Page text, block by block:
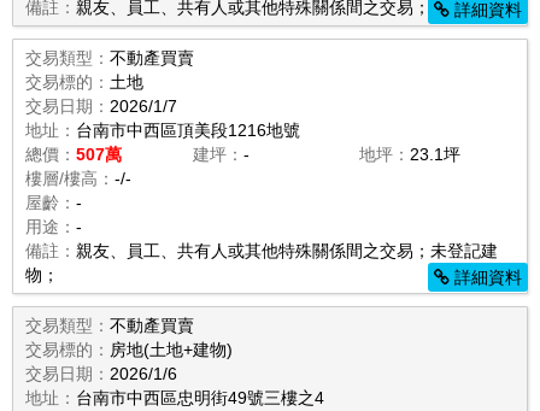
備註： 親友、員工、共有人或其他特殊關係間之交易； 詳細資料
交易類型： 不動產買賣
交易標的： 土地
交易日期： 2026/1/7
地址： 台南市中西區頂美段1216地號
總價： 507萬 建坪： - 地坪： 23.1坪
樓層/樓高： -/-
屋齡： -
用途： -
備註： 親友、員工、共有人或其他特殊關係間之交易；未登記建
物；
詳細資料
交易類型： 不動產買賣
交易標的： 房地(土地+建物)
交易日期： 2026/1/6
地址： 台南市中西區忠明街49號三樓之4